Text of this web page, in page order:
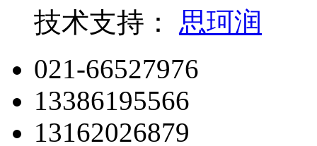
技术支持： 思珂润
021-66527976
13386195566
13162026879